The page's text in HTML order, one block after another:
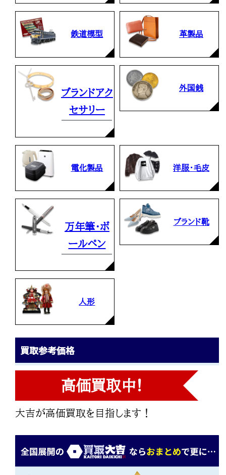
鉄道模型 革製品
ブランドアク
セサリー
外国銭
電化製品 洋服・毛皮
万年筆・ボ
ールペン
ブランド靴
人形
買取参考価格
高価買取中!
大吉が高価買取を目指します！